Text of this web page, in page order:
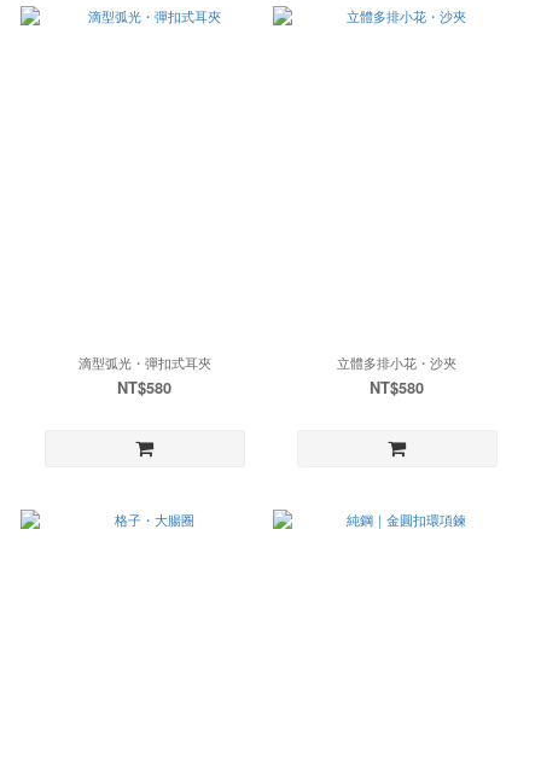
滴型弧光・彈扣式耳夾
NT$580
立體多排小花・沙夾
NT$580